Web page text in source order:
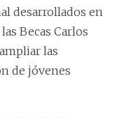
desarrollados en
Becas Carlos
las
de jóvenes